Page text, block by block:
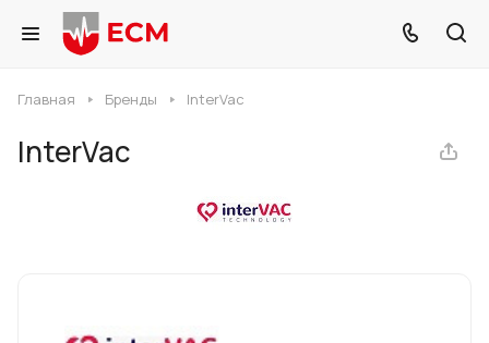
Главная Бренды InterVac
InterVac